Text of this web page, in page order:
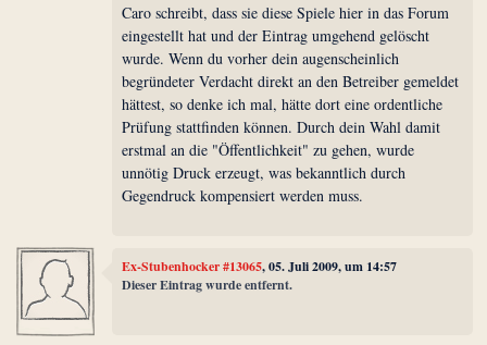
Caro schreibt, dass sie diese Spiele hier in das Forum
eingestellt hat und der Eintrag umgehend gelöscht
wurde. Wenn du vorher dein augenscheinlich
begründeter Verdacht direkt an den Betreiber gemeldet
hättest, so denke ich mal, hätte dort eine ordentliche
Prüfung stattfinden können. Durch dein Wahl damit
erstmal an die "Öffentlichkeit" zu gehen, wurde
unnötig Druck erzeugt, was bekanntlich durch
Gegendruck kompensiert werden muss.
Ex-Stubenhocker #13065, 05. Juli 2009, um 14:57
Dieser Eintrag wurde entfernt.